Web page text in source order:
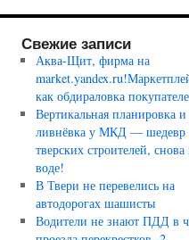
Свежие записи
Аква-Щит, фирма на
как обдираловка
Вертикальная планировка и
ливнёвка у МКД — шедевр
тверских строителей, снова
воде!
В Твери не перевелись на
автодорогах шашисты
Водители не знают ПДД в